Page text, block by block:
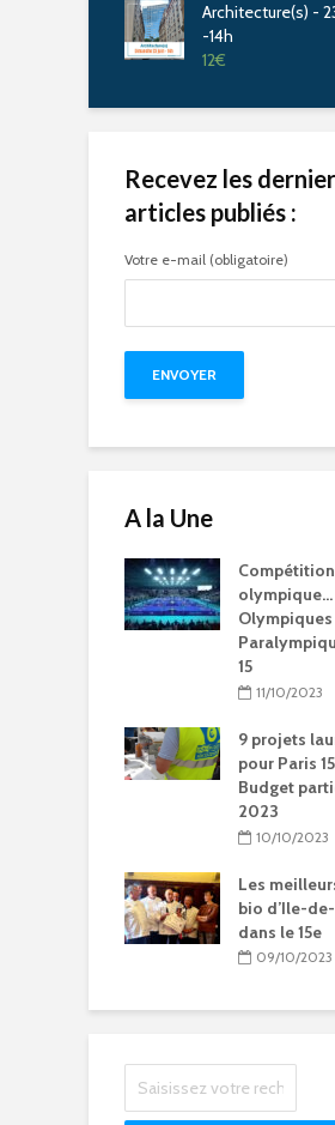
Architecture(s) -
-14h
12€
Recevez les
articles publiés :
Votre e-mail (obligatoire)
A la Une
olympique…
15
11/10/2023
9 projets
pour Paris
Budget
2023
10/10/2023
Les
bio d’Ile-
dans le 15e
09/10/2023